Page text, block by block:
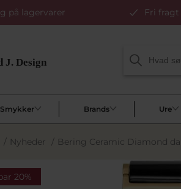
på lagervarer Fri fragt
Smykker Brands Ure
/ Nyheder / Bering Ceramic Diamond
20%